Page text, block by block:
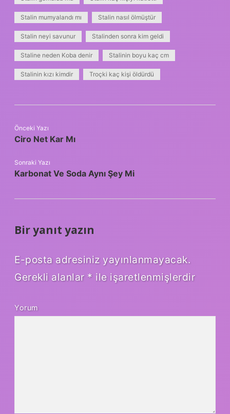
Stalin mumyalandı mı Stalin nasıl ölmüştür
Stalin neyi savunur Stalinden sonra kim geldi
Staline neden Koba denir Stalinin boyu kaç cm
Stalinin kızı kimdir Troçki kaç kişi öldürdü
Önceki Yazı
Ciro Net Kar Mı
Sonraki Yazı
Karbonat Ve Soda Aynı Şey Mi
Bir yanıt yazın
E-posta adresiniz yayınlanmayacak.
Gerekli alanlar * ile işaretlenmişlerdir
Yorum